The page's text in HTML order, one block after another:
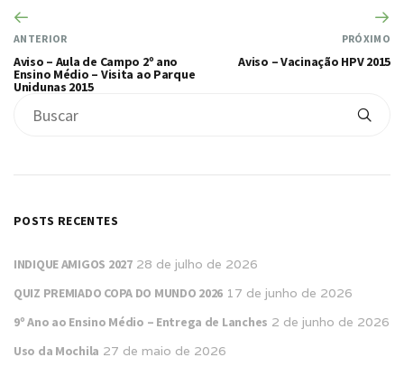
ANTERIOR
Aviso – Aula de Campo 2º ano
Ensino Médio – Visita ao Parque
Unidunas 2015
PRÓXIMO
Aviso – Vacinação HPV 2015
POSTS RECENTES
INDIQUE AMIGOS 2027 28 de julho de 2026
QUIZ PREMIADO COPA DO MUNDO 2026 17 de junho de 2026
9º Ano ao Ensino Médio – Entrega de Lanches 2 de junho de 2026
Uso da Mochila 27 de maio de 2026